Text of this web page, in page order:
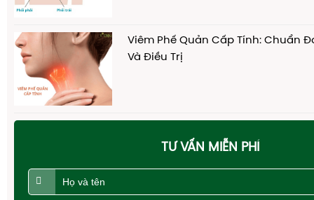
Viêm Phế Quản Cấp Tính: Chuẩn
Và Điều Trị
TƯ VẤN MIỄN PHÍ